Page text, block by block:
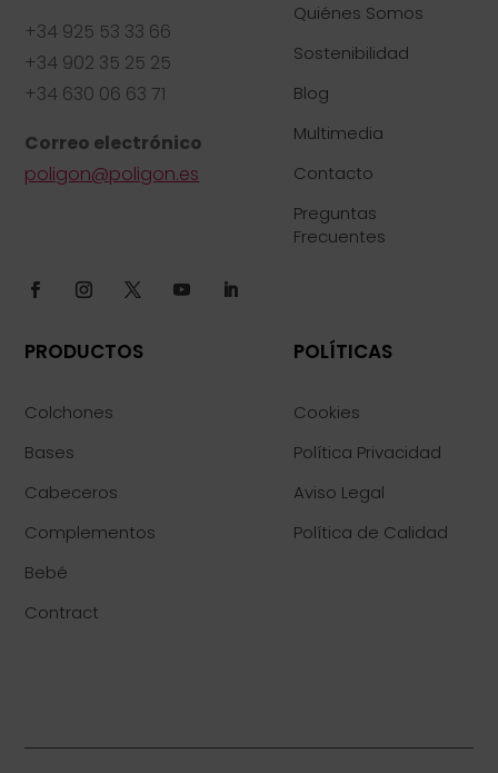
+34 925 53 33 66
+34 902 35 25 25
+34 630 06 63 71
Correo electrónico
poligon@poligon.es
Quiénes Somos
Sostenibilidad
Blog
Multimedia
Contacto
Preguntas
Frecuentes
PRODUCTOS
Colchones
Bases
Cabeceros
Complementos
Bebé
Contract
POLÍTICAS
Cookies
Política Privacidad
Aviso Legal
Política de Calidad